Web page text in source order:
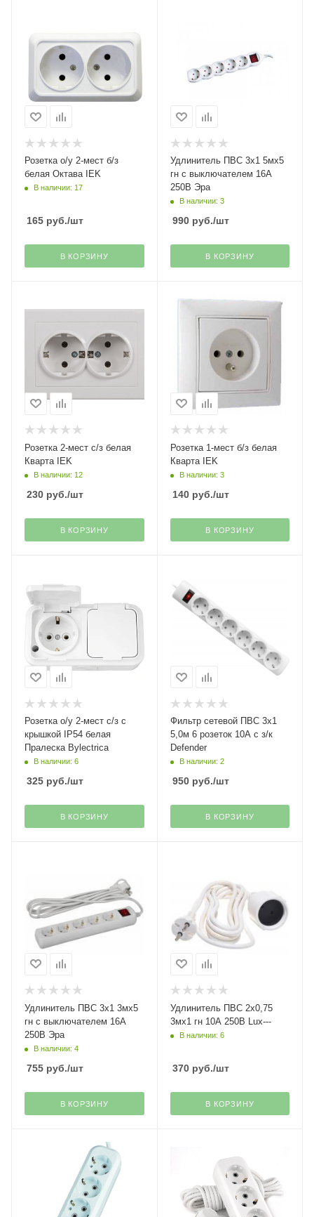
Розетка о/у 2-мест б/з
белая Октава IEK
В наличии: 17
165 руб./шт
В КОРЗИНУ
Удлинитель ПВС 3х1 5мх5
гн с выключателем 16А
250В Эра
В наличии: 3
990руб./шт
В КОРЗИНУ
Розетка 2-мест с/з белая
Кварта IEK
В наличии: 12
230 руб./шт
В КОРЗИНУ
Розетка 1-мест б/з белая
Кварта IEK
В наличии: 3
140руб./шт
В КОРЗИНУ
Розетка о/у 2-мест с/з с
крышкой IP54 белая
Пралеска Bylectrica
В наличии: 6
325 руб./шт
В КОРЗИНУ
Фильтр сетевой ПВС 3х1
5,0м 6 розеток 10А с з/к
Defender
В наличии: 2
950руб./шт
В КОРЗИНУ
Удлинитель ПВС 3х1 3мх5
гн с выключателем 16А
250В Эра
В наличии: 4
755 руб./шт
В КОРЗИНУ
Удлинитель ПВС 2х0,75
3мх1 гн 10А 250В Lux---
В наличии: 6
370руб./шт
В КОРЗИНУ